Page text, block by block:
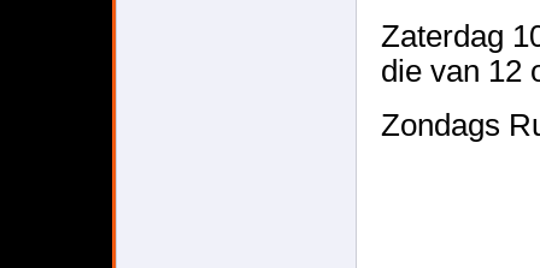
Zaterdag
die van 12
Zondags